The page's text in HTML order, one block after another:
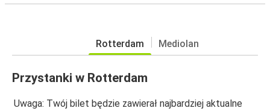
Rotterdam Mediolan
Przystanki w Rotterdam
Uwaga: Twój bilet będzie zawierał najbardziej aktualne